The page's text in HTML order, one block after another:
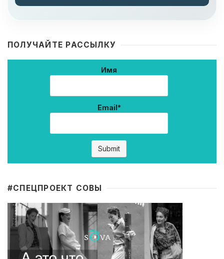
ПОЛУЧАЙТЕ РАССЫЛКУ
Имя
Email*
#CПЕЦПРОЕКТ СОВЫ